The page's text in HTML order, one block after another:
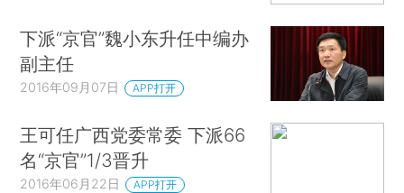
下派“京官”魏小东升任中编办
副主任
2016年09月07日 APP打开
王可任广西党委常委 下派66
名“京官”1/3晋升
2016年06月22日 APP打开